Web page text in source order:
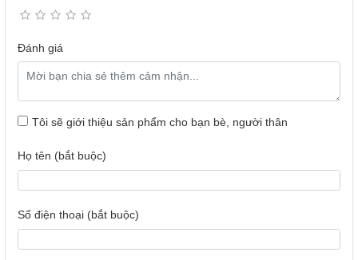
Đánh giá
Tôi sẽ giới thiệu sản phẩm cho bạn bè, người thân
Họ tên (bắt buộc)
Số điện thoại (bắt buộc)